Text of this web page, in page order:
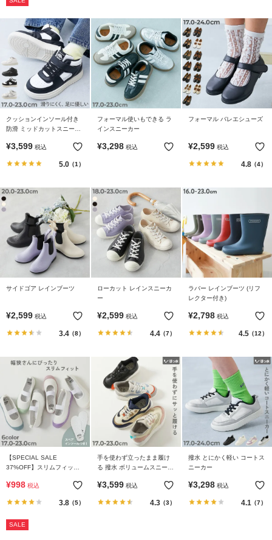
イ
ル
プ
デ
ビ
ロ
ッ
ク
に
買
い
物
イ
よ
あ
質
問
FOLLOW
クッションインソール付き
防滑 ミッドカットスニーカ
¥3,599 税込
5.0（1）
フォーマル使いもできる ラ
インスニーカー
¥3,298 税込
フォーマル バレエシューズ
¥2,599 税込
4.8（4）
サイドゴア レインブーツ
¥2,599 税込
3.4（8）
ローカット レインスニーカ
ー
¥2,599 税込
4.4（7）
ラバー レインブーツ (リフ
レクター付き)
¥2,798 税込
4.5（12）
【SPECIAL SALE
37%OFF】スリムフィット
付き
¥998 税込
3.8（5）
SALE
手を使わず立ったまま履け
る 撥水 ボリュームスニーカ
¥3,599 税込
4.3（3）
撥水 とにかく軽い コートス
ニーカー
¥3,298 税込
4.1 （7）